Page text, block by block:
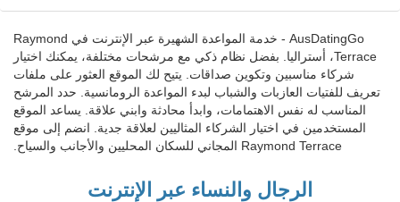
AusDatingGo - خدمة المواعدة الشهيرة عبر الإنترنت في Raymond
Terrace، أستراليا. بفضل نظام ذكي مع مرشحات مختلفة، يمكنك اختيار
شركاء مناسبين وتكوين صداقات. يتيح لك الموقع العثور على ملفات
تعريف للفتيات العازبات والشباب لبدء المواعدة الرومانسية. حدد المرشح
المناسب له نفس الاهتمامات، وابدأ محادثة وابني علاقة. يساعد الموقع
المستخدمين في اختيار الشركاء المثاليين لعلاقة جدية. انضم إلى موقع
Raymond Terrace المجاني للسكان المحليين والأجانب والسياح.
الرجال والنساء عبر الإنترنت